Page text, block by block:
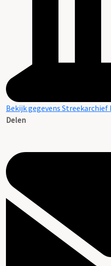
Bekijk gegevens
Delen